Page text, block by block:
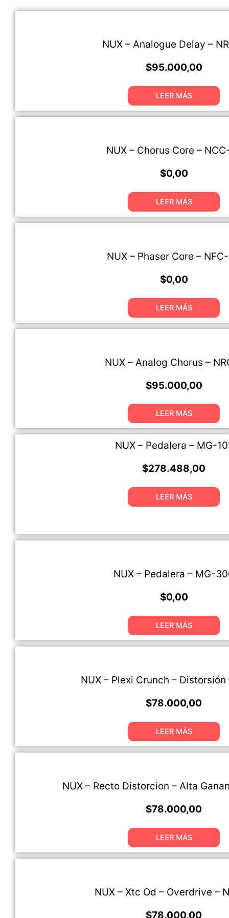
NUX – Analogue Delay –
$95.000,00
LEER MÁS
NUX – Chorus Core –
$0,00
LEER MÁS
NUX – Phaser Core –
$0,00
LEER MÁS
NUX – Analog Chorus –
$95.000,00
LEER MÁS
NUX – Pedalera – MG-
$278.488,00
LEER MÁS
NUX – Pedalera – MG-
$0,00
LEER MÁS
NUX – Plexi Crunch – Distorsión
$78.000,00
LEER MÁS
NUX – Recto Distorcion – Alta
$78.000,00
LEER MÁS
NUX – Xtc Od – Overdrive –
$78.000,00